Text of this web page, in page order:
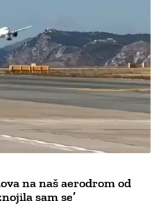
na naš aerodrom od
sam se’